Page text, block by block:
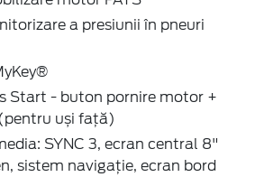
a presiunii în pneuri
Start - buton pornire motor +
uși față)
SYNC 3, ecran central 8"
sistem navigaţie, ecran bord